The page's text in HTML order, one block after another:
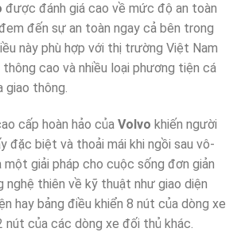
được đánh giá cao về mức độ an toàn
đến sự an toàn ngay cả bên trong
này phù hợp với thị trường Việt Nam
cao và nhiều loại phương tiện cá
giao thông.
cấp hoàn hảo của Volvo khiến người
đặc biệt và thoải mái khi ngồi sau vô-
một giải pháp cho cuộc sống đơn giản
nghệ thiên về kỹ thuật như giao diện
hay bảng điều khiển 8 nút của dòng xe
nút của các dòng xe đối thủ khác.